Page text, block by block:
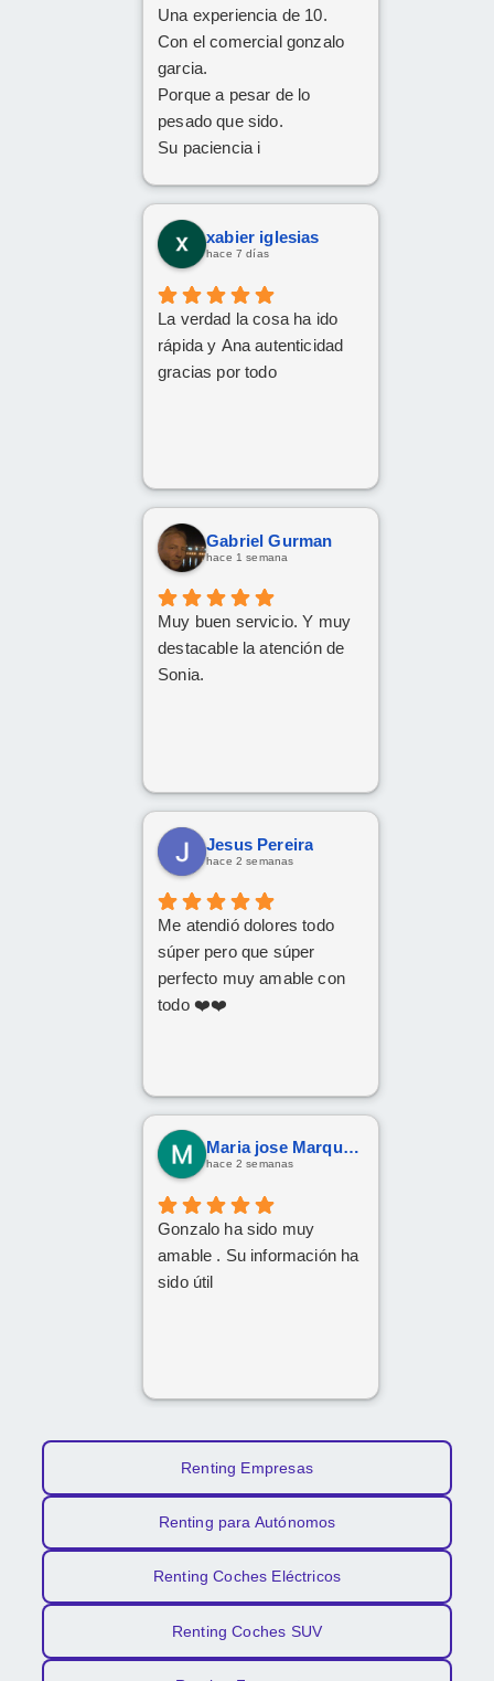
Una experiencia de 10.
Con el comercial gonzalo
garcia.
Porque a pesar de lo
pesado que sido.
Su paciencia i
Han cumplido el sueño de
mi familia
De tener el coche deseado.
cordial
personas asi.
xabier iglesias
hace 7 días
La verdad la cosa ha ido
rápida y Ana autenticidad
gracias por todo
Gabriel Gurman
hace 1 semana
Muy buen servicio. Y muy
destacable la atención de
Sonia.
Jesus Pereira
hace 2 semanas
Me atendió dolores todo
súper pero que súper
perfecto muy amable con
todo ❤️❤️
Maria jose Marquez Gonzalez
hace 2 semanas
Gonzalo ha sido muy
amable . Su información ha
sido útil
Renting Empresas
Renting para Autónomos
Renting Coches Eléctricos
Renting Coches SUV